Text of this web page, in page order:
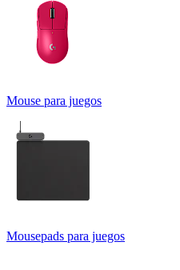
Mouse para juegos
Mousepads para juegos